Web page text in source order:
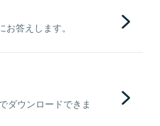
答えします。
ダウンロードできま